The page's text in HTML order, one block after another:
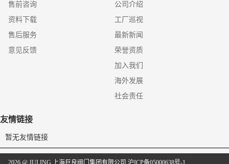
售前咨询
资料下载
售后服务
意见反馈
公司介绍
工厂巡视
最新新闻
荣誉资质
加入我们
海外发展
社会责任
友情链接
暂无友情链接
2026 @ JULING 上海巨良阀门集团有限公司 沪ICP备05000638号-1